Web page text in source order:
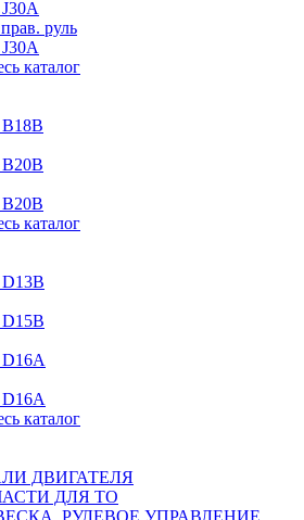
руль
каталог
B18B
B20B
B20B
каталог
D13B
D15B
D16A
D16A
каталог
ДВИГАТЕЛЯ
ДЛЯ ТО
РУЛЕВОЕ УПРАВЛЕНИЕ,